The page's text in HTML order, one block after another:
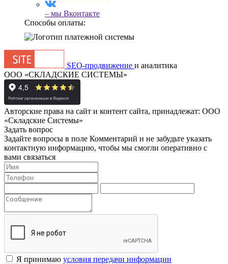
– мы Вконтакте
Способы оплаты:
SEO-продвижение и аналитика
ООО «СКЛАДСКИЕ СИСТЕМЫ»
Авторские права на сайт и контент сайта, принадлежат: ООО
«Складские Системы»
Задать вопрос
Задайте вопросы в поле Комментарий и не забудьте указать
контактную информацию, чтобы мы смогли оперативно с
вами связаться
Я принимаю условия передачи информации